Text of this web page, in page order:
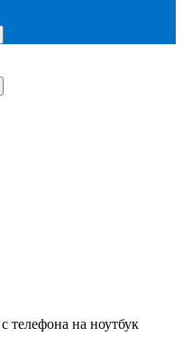
телефона на ноутбук